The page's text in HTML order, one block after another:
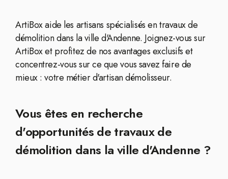
ArtiBox aide les artisans spécialisés en travaux de
démolition dans la ville d'Andenne. Joignez-vous sur
ArtiBox et profitez de nos avantages exclusifs et
concentrez-vous sur ce que vous savez faire de
mieux : votre métier d'artisan démolisseur.
Vous êtes en recherche
d'opportunités de travaux de
démolition dans la ville d'Andenne ?